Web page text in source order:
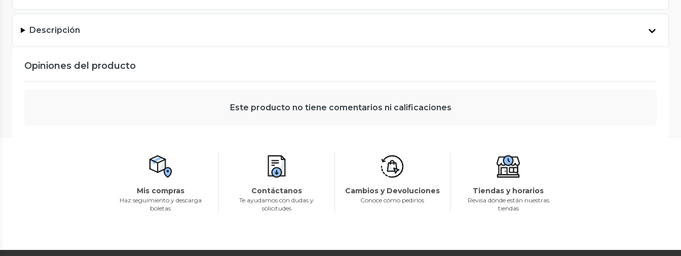
Descripción
Opiniones del producto
Este producto no tiene comentarios ni calificaciones
Mis compras
Haz seguimiento y descarga
boletas
Contáctanos
Te ayudamos con dudas y
solicitudes
Cambios y Devoluciones
Conoce cómo pedirlos
Tiendas y horarios
Revisa dónde están nuestras
tiendas